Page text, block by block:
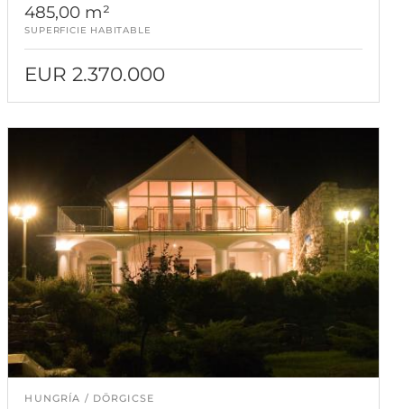
485,00 m²
SUPERFICIE HABITABLE
EUR 2.370.000
HUNGRÍA DÖRGICSE